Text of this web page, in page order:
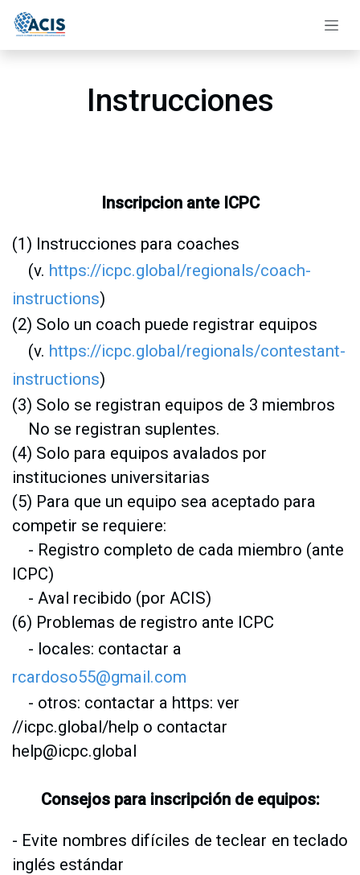
Instrucciones
Inscripcion ante ICPC
(1) Instrucciones para coaches
(v. https://icpc.global/regionals/coach-
instructions)
(2) Solo un coach puede registrar equipos
(v. https://icpc.global/regionals/contestant-
instructions)
(3) Solo se registran equipos de 3 miembros
No se registran suplentes.
(4) Solo para equipos avalados por
instituciones universitarias
(5) Para que un equipo sea aceptado para
competir se requiere:
- Registro completo de cada miembro (ante
ICPC)
- Aval recibido (por ACIS)
(6) Problemas de registro ante ICPC
- locales: contactar a
rcardoso55@gmail.com
- otros: contactar a https: ver
//icpc.global/help o contactar
help@icpc.global
Consejos para inscripción de equipos:
- Evite nombres difíciles de teclear en teclado
inglés estándar